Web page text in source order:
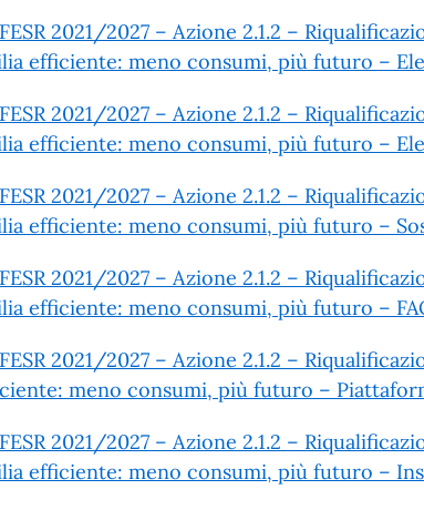
2021/2027 – Azione 2.1.2 –
efficiente: meno consumi, più futuro –
2021/2027 – Azione 2.1.2 –
efficiente: meno consumi, più futuro –
2021/2027 – Azione 2.1.2 –
efficiente: meno consumi, più futuro –
2021/2027 – Azione 2.1.2 –
efficiente: meno consumi, più futuro –
2021/2027 – Azione 2.1.2 –
meno consumi, più futuro –
2021/2027 – Azione 2.1.2 –
efficiente: meno consumi, più futuro –